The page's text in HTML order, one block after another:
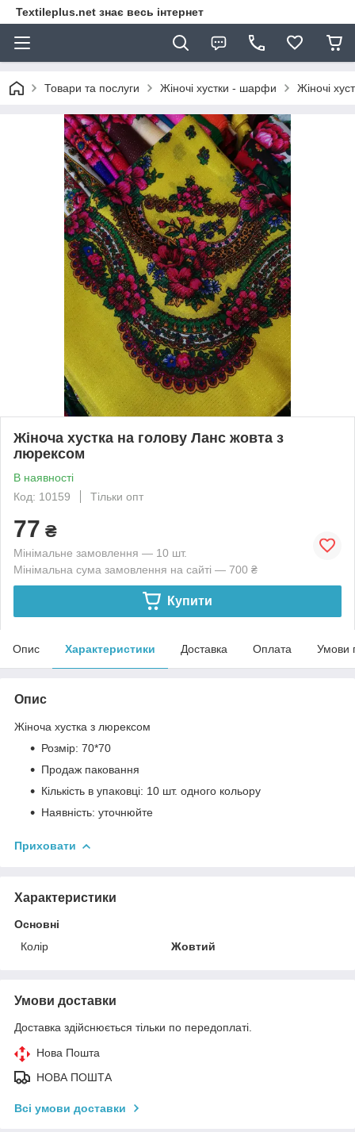
Textileplus.net знає весь інтернет
Товари та послуги Жіночі хустки - шарфи Жіночі
Жіноча хустка на голову Ланс жовта з
люрексом
В наявності
Код: 10159
Тільки опт
77 ₴
Мінімальне замовлення — 10 шт.
Мінімальна сума замовлення на сайті — 700 ₴
Купити
Опис Характеристики Доставка Оплата Умови
Опис
Жіноча хустка з люрексом
Розмір: 70*70
Продаж паковання
Кількість в упаковці: 10 шт. одного кольору
Наявність: уточнюйте
Приховати
Характеристики
Основні
Колір
Жовтий
Умови доставки
Доставка здійснюється тільки по передоплаті.
Нова Пошта
НОВА ПОШТА
Всі умови доставки